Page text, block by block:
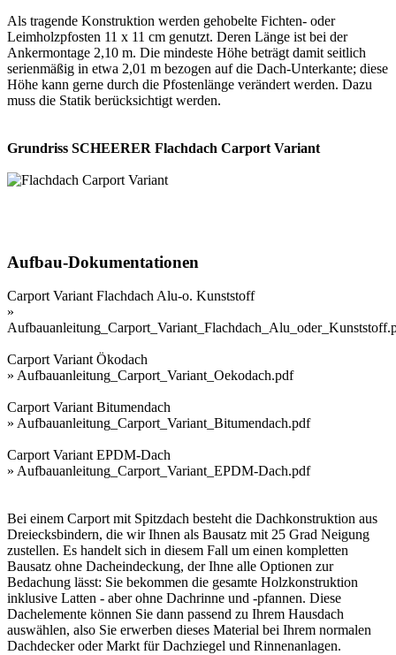
Als tragende Konstruktion werden gehobelte Fichten- oder
Leimholzpfosten 11 x 11 cm genutzt. Deren Länge ist bei der
Ankermontage 2,10 m. Die mindeste Höhe beträgt damit seitlich
serienmäßig in etwa 2,01 m bezogen auf die Dach-Unterkante; diese
Höhe kann gerne durch die Pfostenlänge verändert werden. Dazu
muss die Statik berücksichtigt werden.
Grundriss SCHEERER Flachdach Carport Variant
Aufbau-Dokumentationen
Carport Variant Flachdach Alu-o. Kunststoff
»
Carport Variant Ökodach
» Aufbauanleitung_Carport_Variant_Oekodach.pdf
Carport Variant Bitumendach
» Aufbauanleitung_Carport_Variant_Bitumendach.pdf
Carport Variant EPDM-Dach
» Aufbauanleitung_Carport_Variant_EPDM-Dach.pdf
Bei einem Carport mit Spitzdach besteht die Dachkonstruktion aus
Dreiecksbindern, die wir Ihnen als Bausatz mit 25 Grad Neigung
zustellen. Es handelt sich in diesem Fall um einen kompletten
Bausatz ohne Dacheindeckung, der Ihne alle Optionen zur
Bedachung lässt: Sie bekommen die gesamte Holzkonstruktion
inklusive Latten - aber ohne Dachrinne und -pfannen. Diese
Dachelemente können Sie dann passend zu Ihrem Hausdach
auswählen, also Sie erwerben dieses Material bei Ihrem normalen
Dachdecker oder Markt für Dachziegel und Rinnenanlagen.